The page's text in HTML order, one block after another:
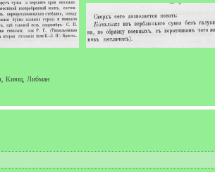
Киюц, Либман